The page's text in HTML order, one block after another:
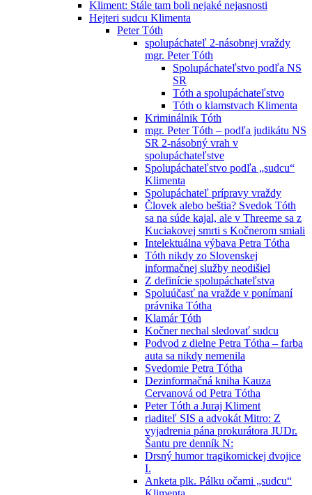
Kliment: Stále tam boli nejaké nejasnosti
Hejteri sudcu Klimenta
Peter Tóth
spolupáchateľ 2-násobnej vraždy
mgr. Peter Tóth
Spolupáchateľstvo podľa NS
SR
Tóth a spolupáchateľstvo
Tóth o klamstvach Klimenta
Kriminálnik Tóth
mgr. Peter Tóth – podľa judikátu NS
SR 2-násobný vrah v
spolupáchateľstve
Spolupáchateľstvo podľa „sudcu“
Klimenta
Spolupáchateľ prípravy vraždy
Človek alebo beštia? Svedok Tóth
sa na súde kajal, ale v Threeme sa z
Kuciakovej smrti s Kočnerom smiali
Intelektuálna výbava Petra Tótha
Tóth nikdy zo Slovenskej
informačnej služby neodišiel
Z definície spolupáchateľstva
Spoluúčasť na vražde v ponímaní
právnika Tótha
Klamár Tóth
Kočner nechal sledovať sudcu
Podvod z dielne Petra Tótha – farba
auta sa nikdy nemenila
Svedomie Petra Tótha
Dezinformačná kniha Kauza
Cervanová od Petra Tótha
Peter Tóth a Juraj Kliment
riaditeľ SIS a advokát Mitro: Z
vyjadrenia pána prokurátora JUDr.
Šantu pre denník N:
Drsný humor tragikomickej dvojice
I.
Anketa plk. Pálku očami „sudcu“